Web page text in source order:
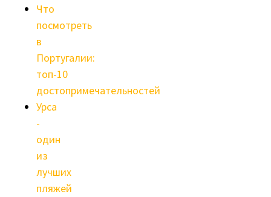
Что
посмотреть
в
Португалии:
топ-10
достопримечательностей
Урса
-
один
из
лучших
пляжей